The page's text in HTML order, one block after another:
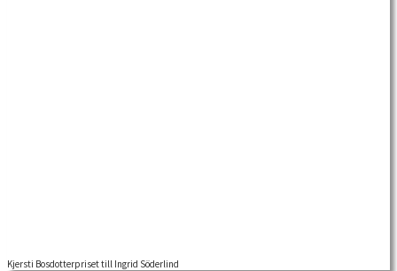
Kjersti Bosdotterpriset till Ingrid Söderlind